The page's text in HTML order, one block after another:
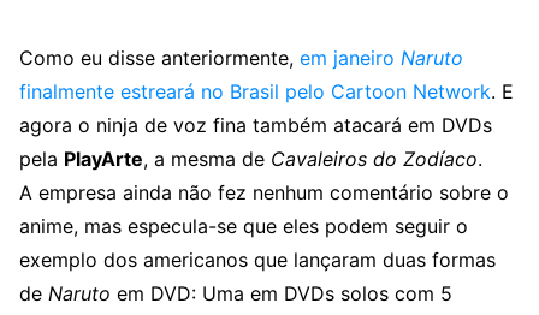
Como eu disse anteriormente, em janeiro Naruto
finalmente estreará no Brasil pelo Cartoon Network. E
agora o ninja de voz fina também atacará em DVDs
pela PlayArte, a mesma de Cavaleiros do Zodíaco.
A empresa ainda não fez nenhum comentário sobre o
anime, mas especula-se que eles podem seguir o
exemplo dos americanos que lançaram duas formas
de Naruto em DVD: Uma em DVDs solos com 5